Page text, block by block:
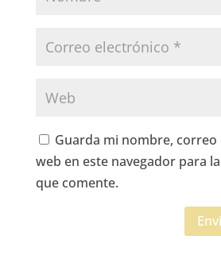
Guarda mi nombre,
web en este navegador para
que comente.